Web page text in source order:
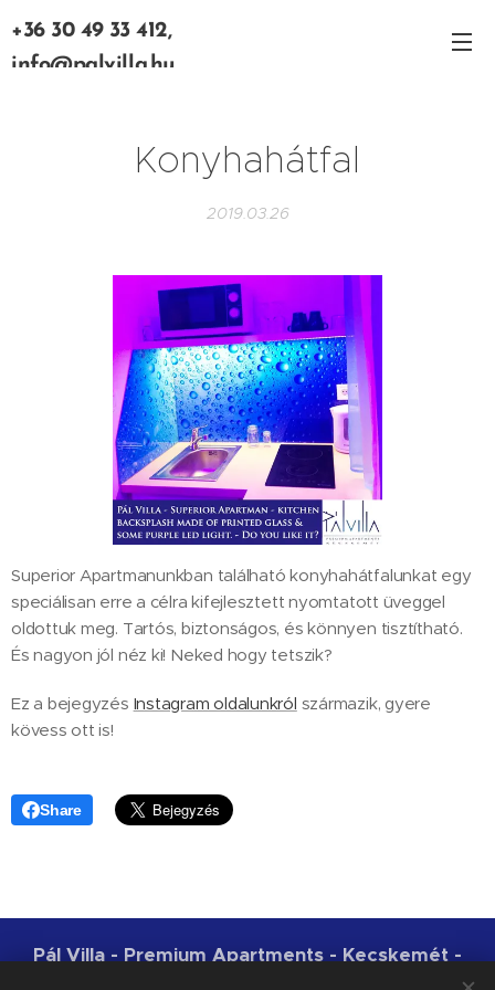
+36 30 49 33 412,
info@palvilla.hu
Konyhahátfal
2019.03.26
Superior Apartmanunkban található konyhahátfalunkat egy
speciálisan erre a célra kifejlesztett nyomtatott üveggel
oldottuk meg. Tartós, biztonságos, és könnyen tisztítható.
És nagyon jól néz ki! Neked hogy tetszik?
Ez a bejegyzés Instagram oldalunkról származik, gyere
kövess ott is!
Share
Pál Villa - Premium Apartments - Kecskemét -